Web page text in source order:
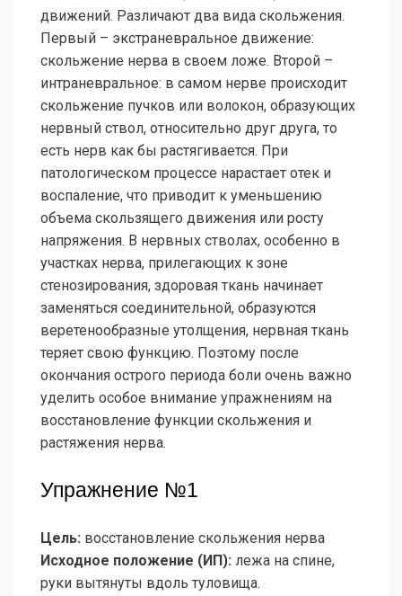
движений. Различают два вида скольжения.
Первый – экстраневральное движение:
скольжение нерва в своем ложе. Второй –
интраневральное: в самом нерве происходит
скольжение пучков или волокон, образующих
нервный ствол, относительно друг друга, то
есть нерв как бы растягивается. При
патологическом процессе нарастает отек и
воспаление, что приводит к уменьшению
объема скользящего движения или росту
напряжения. В нервных стволах, особенно в
участках нерва, прилегающих к зоне
стенозирования, здоровая ткань начинает
заменяться соединительной, образуются
веретенообразные утолщения, нервная ткань
теряет свою функцию. Поэтому после
окончания острого периода боли очень важно
уделить особое внимание упражнениям на
восстановление функции скольжения и
растяжения нерва.
Упражнение №1
Цель: восстановление скольжения нерва
Исходное положение (ИП): лежа на спине,
руки вытянуты вдоль туловища.